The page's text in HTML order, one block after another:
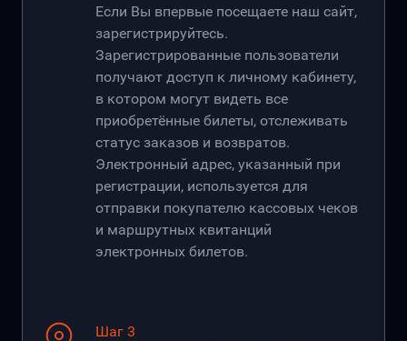
Если Вы впервые посещаете наш сайт,
зарегистрируйтесь.
Зарегистрированные пользователи
получают доступ к личному кабинету,
в котором могут видеть все
приобретённые билеты, отслеживать
статус заказов и возвратов.
Электронный адрес, указанный при
регистрации, используется для
отправки покупателю кассовых чеков
и маршрутных квитанций
электронных билетов.
Шаг 3